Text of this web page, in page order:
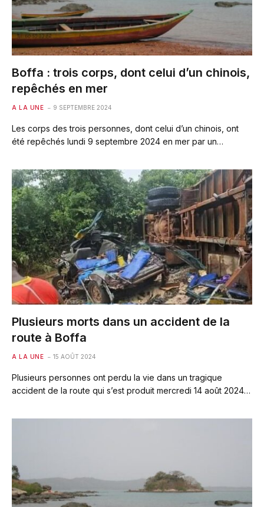
Boffa : trois corps, dont celui d’un chinois,
repêchés en mer
A LA UNE 9 SEPTEMBRE 2024
Les corps des trois personnes, dont celui d’un chinois, ont
été repêchés lundi 9 septembre 2024 en mer par un…
Plusieurs morts dans un accident de la
route à Boffa
A LA UNE 15 AOÛT 2024
Plusieurs personnes ont perdu la vie dans un tragique
accident de la route qui s’est produit mercredi 14 août 2024…